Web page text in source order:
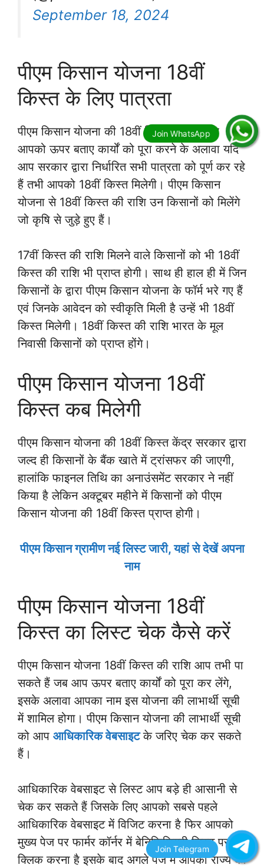
September 18, 2024
पीएम किसान योजना 18वीं
किस्त के लिए पात्रता
पीएम किसान योजना की 18वीं किस्त पाने के लिए
आपको ऊपर बताए कार्यों को पूरा करने के अलावा यदि
आप सरकार द्वारा निर्धारित सभी पात्रता को पूर्ण कर रहे
हैं तभी आपको 18वीं किस्त मिलेगी। पीएम किसान
योजना से 18वीं किस्त की राशि उन किसानों को मिलेंगे
जो कृषि से जुड़े हुए हैं।
17वीं किस्त की राशि मिलने वाले किसानों को भी 18वीं
किस्त की राशि भी प्राप्त होगी। साथ ही हाल ही में जिन
किसानों के द्वारा पीएम किसान योजना के फॉर्म भरे गए हैं
एवं जिनके आवेदन को स्वीकृति मिली है उन्हें भी 18वीं
किस्त मिलेगी। 18वीं किस्त की राशि भारत के मूल
निवासी किसानों को प्राप्त होंगे।
पीएम किसान योजना 18वीं
किस्त कब मिलेगी
पीएम किसान योजना की 18वीं किस्त केंद्र सरकार द्वारा
जल्द ही किसानों के बैंक खाते में ट्रांसफर की जाएगी,
हालांकि फाइनल तिथि का अनाउंसमेंट सरकार ने नहीं
किया है लेकिन अक्टूबर महीने में किसानों को पीएम
किसान योजना की 18वीं किस्त प्राप्त होगी।
पीएम किसान ग्रामीण नई लिस्ट जारी, यहां से देखें अपना
नाम
पीएम किसान योजना 18वीं
किस्त का लिस्ट चेक कैसे करें
पीएम किसान योजना 18वीं किस्त की राशि आप तभी पा
सकते हैं जब आप ऊपर बताए कार्यों को पूरा कर लेंगे,
इसके अलावा आपका नाम इस योजना की लाभार्थी सूची
में शामिल होगा। पीएम किसान योजना की लाभार्थी सूची
को आप आधिकारिक वेबसाइटके जरिए चेक कर सकते
हैं।
आधिकारिक वेबसाइट से लिस्ट आप बड़े ही आसानी से
चेक कर सकते हैं जिसके लिए आपको सबसे पहले
आधिकारिक वेबसाइट में विजिट करना है फिर आपको
मुख्य पेज पर फार्मर कॉर्नर में बेनिफिशियरी लिस्ट पर
क्लिक करना है इसके बाद अगले पेज में आपको राज्य का